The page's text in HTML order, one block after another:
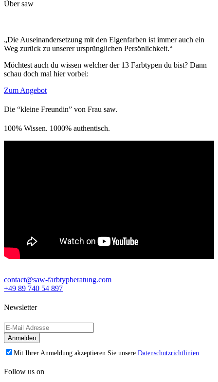
Über saw
„Die Auseinandersetzung mit den Eigenfarben ist immer auch ein
Weg zurück zu unserer ursprünglichen Persönlichkeit.“
Möchtest auch du wissen welcher der 13 Farbtypen du bist? Dann
schau doch mal hier vorbei:
Zum Angebot
Die “kleine Freundin” von Frau saw.
100% Wissen. 1000% authentisch.
contact@saw-farbtypberatung.com
+49 89 740 54 897
Newsletter
Mit Ihrer Anmeldung akzeptieren Sie unsere Datenschutzrichtlinien
Follow us on